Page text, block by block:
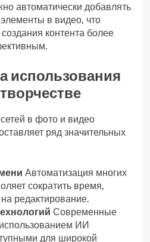
автоматически добавлять
в видео, что
контента более
использования
в фото и видео
ряд значительных
Автоматизация многих
сократить время,
редактирование.
Современные
ИИ
для широкой